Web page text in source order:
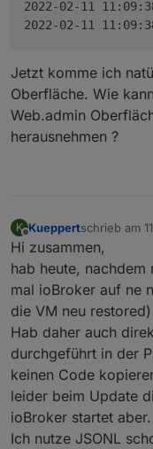
2022-02-11
2022-02-11
Jetzt komme ich
Oberfläche. Wie
Web.admin
herausnehmen ?
K Kueppertschrieb am
zuletzt
Hi zusammen,
hab heute, nachdem
mal ioBroker auf ne
die VM neu
Hab daher auch
durchgeführt in der
keinen Code
leider beim Update
ioBroker startet aber.
Ich nutze JSONL